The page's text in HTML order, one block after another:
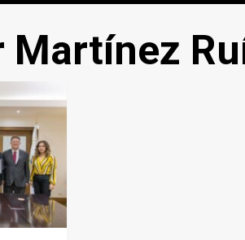
Martínez